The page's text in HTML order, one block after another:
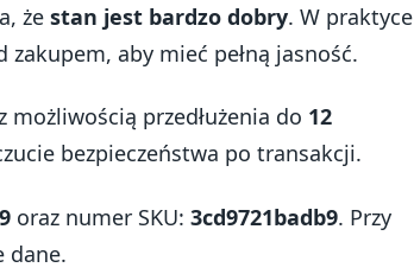
że stan jest bardzo dobry. W praktyce
aby mieć pełną jasność.
możliwością przedłużenia do 12
bezpieczeństwa po transakcji.
oraz numer SKU: 3cd9721badb9. Przy
dane.